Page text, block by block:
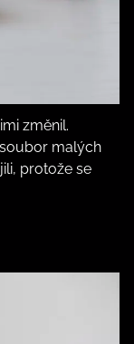
změnil.
malých
protože se